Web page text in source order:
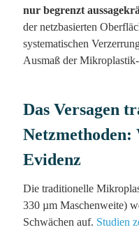
nur begrenzt
der netzbasierten
systematischen
Ausmaß der
Das Versagen
Netzmethoden:
Evidenz
Die traditionelle
330 µm Maschenweite)
Schwächen auf. Studien